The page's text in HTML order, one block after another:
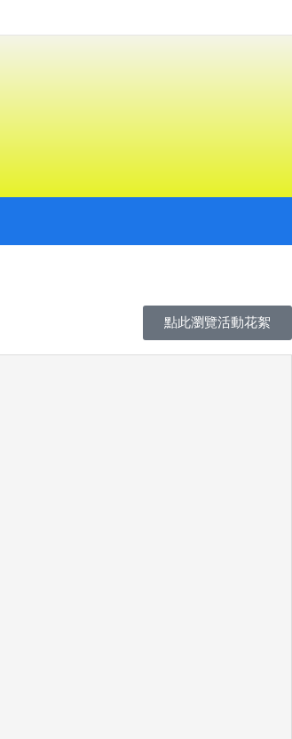
點此瀏覽活動花絮